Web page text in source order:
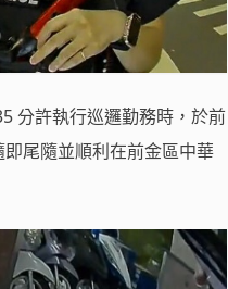
分許執行巡邏勤務時，於前
尾隨並順利在前金區中華